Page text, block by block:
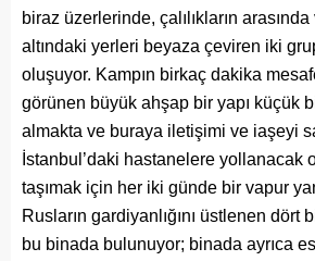
biraz üzerlerinde, çalılıkların
altındaki yerleri beyaza çeviren iki
oluşuyor. Kampın birkaç dakika
görünen büyük ahşap bir yapı küçük
almakta ve buraya iletişimi ve iaşeyi
İstanbul’daki hastanelere yollanacak
taşımak için her iki günde bir vapur
Rusların gardiyanlığını üstlenen dört
bu binada bulunuyor; binada ayrıca